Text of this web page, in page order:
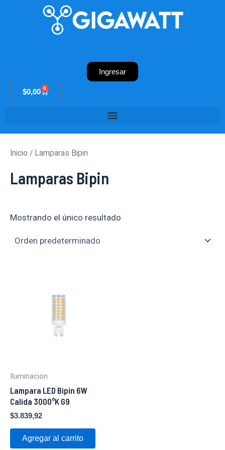
Ingresar
$0,00 0
Cart
Inicio / Lamparas Bipin
Lamparas Bipin
Mostrando el único resultado
Iluminacion
Lampara LED Bipin 6W
Calida 3000°K G9
$3.839,92
Agregar al carrito